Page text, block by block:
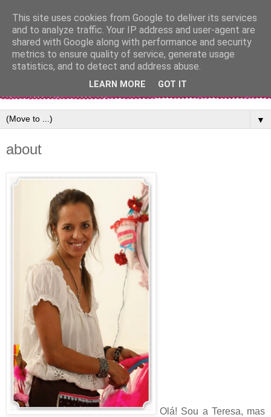
▼
about
Olá! Sou a Teresa, mas
This site uses cookies from Google to deliver its services
and to analyze traffic. Your IP address and user-agent are
shared with Google along with performance and security
metrics to ensure quality of service, generate usage
statistics, and to detect and address abuse.
LEARN MORE GOT IT